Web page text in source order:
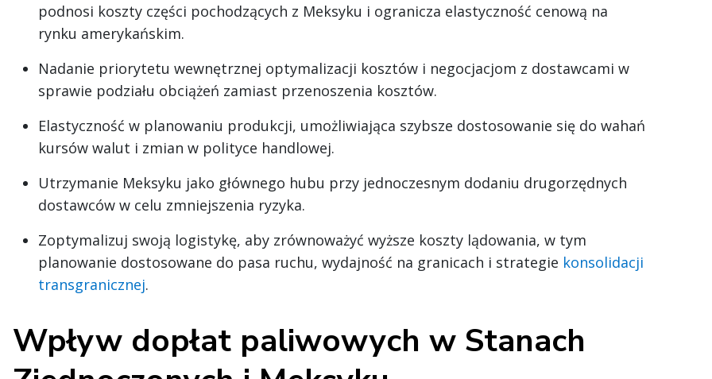
podnosi koszty części pochodzących z Meksyku i ogranicza elastyczność cenową na
rynku amerykańskim.
Nadanie priorytetu wewnętrznej optymalizacji kosztów i negocjacjom z dostawcami w
sprawie podziału obciążeń zamiast przenoszenia kosztów.
Elastyczność w planowaniu produkcji, umożliwiająca szybsze dostosowanie się do wahań
kursów walut i zmian w polityce handlowej.
Utrzymanie Meksyku jako głównego hubu przy jednoczesnym dodaniu drugorzędnych
dostawców w celu zmniejszenia ryzyka.
Zoptymalizuj swoją logistykę, aby zrównoważyć wyższe koszty lądowania, w tym
planowanie dostosowane do pasa ruchu, wydajność na granicach i strategie konsolidacji
transgranicznej.
Wpływ dopłat paliwowych w Stanach